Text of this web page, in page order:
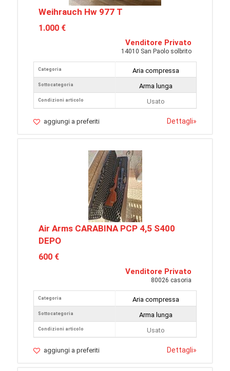
Weihrauch Hw 977 T
1.000 €
Venditore Privato
14010 San Paolo solbrito
Categoria
Sottocategoria
Condizioni articolo
Aria compressa
Arma lunga
Usato
aggiungi a preferiti Dettagli»
Air Arms CARABINA PCP 4,5 S400
DEPO
600 €
Venditore Privato
80026 casoria
Categoria
Sottocategoria
Condizioni articolo
Aria compressa
Arma lunga
Usato
aggiungi a preferiti Dettagli»